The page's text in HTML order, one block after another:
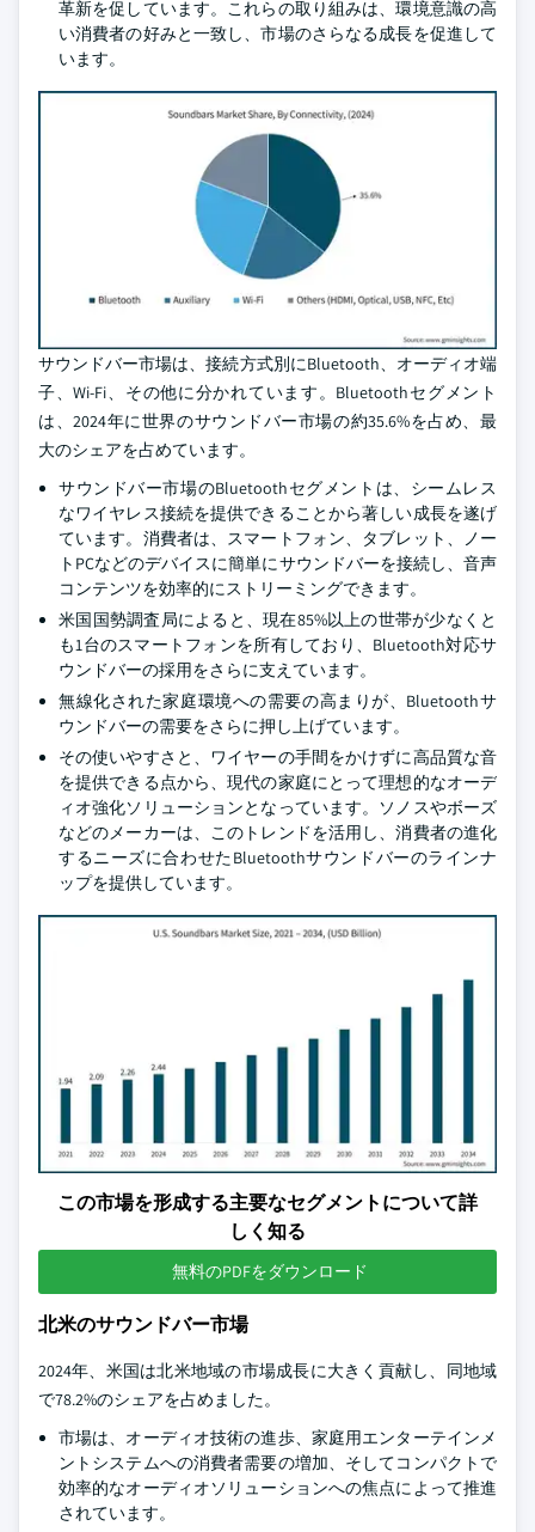
革新を促しています。これらの取り組みは、環境意識の高
い消費者の好みと一致し、市場のさらなる成長を促進して
います。
サウンドバー市場は、接続方式別にBluetooth、オーディオ端
子、Wi-Fi、その他に分かれています。Bluetoothセグメント
は、2024年に世界のサウンドバー市場の約35.6%を占め、最
大のシェアを占めています。
サウンドバー市場のBluetoothセグメントは、シームレス
なワイヤレス接続を提供できることから著しい成長を遂げ
ています。消費者は、スマートフォン、タブレット、ノー
トPCなどのデバイスに簡単にサウンドバーを接続し、音声
コンテンツを効率的にストリーミングできます。
米国国勢調査局によると、現在85%以上の世帯が少なくと
も1台のスマートフォンを所有しており、Bluetooth対応サ
ウンドバーの採用をさらに支えています。
無線化された家庭環境への需要の高まりが、Bluetoothサ
ウンドバーの需要をさらに押し上げています。
その使いやすさと、ワイヤーの手間をかけずに高品質な音
を提供できる点から、現代の家庭にとって理想的なオーデ
ィオ強化ソリューションとなっています。ソノスやボーズ
などのメーカーは、このトレンドを活用し、消費者の進化
するニーズに合わせたBluetoothサウンドバーのラインナ
ップを提供しています。
この市場を形成する主要なセグメントについて詳
しく知る
無料のPDFをダウンロード
北米のサウンドバー市場
2024年、米国は北米地域の市場成長に大きく貢献し、同地域
で78.2%のシェアを占めました。
市場は、オーディオ技術の進歩、家庭用エンターテインメ
ントシステムへの消費者需要の増加、そしてコンパクトで
効率的なオーディオソリューションへの焦点によって推進
されています。